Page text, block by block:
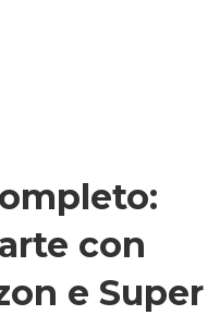
con
e Super